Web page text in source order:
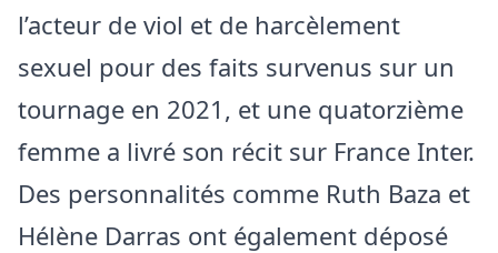
l’acteur de viol et de harcèlement
sexuel pour des faits survenus sur un
tournage en 2021, et une quatorzième
femme a livré son récit sur France Inter.
Des personnalités comme Ruth Baza et
Hélène Darras ont également déposé